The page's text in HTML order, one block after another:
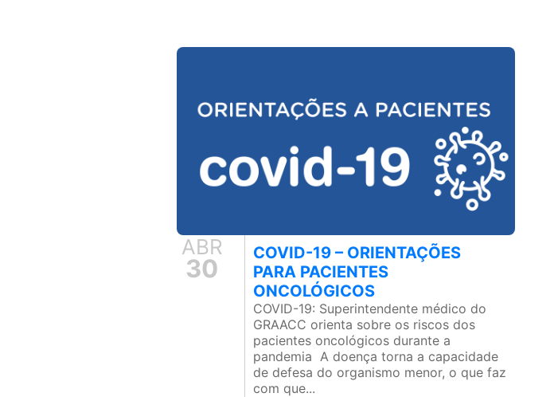
ABR
30
COVID-19 – ORIENTAÇÕES
PARA PACIENTES
ONCOLÓGICOS
COVID-19: Superintendente médico do
GRAACC orienta sobre os riscos dos
pacientes oncológicos durante a
pandemia A doença torna a capacidade
de defesa do organismo menor, o que faz
com que...